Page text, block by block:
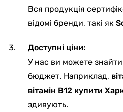
Вся продукція
відомі бренди, такі як
Доступні ціни:
У нас ви можете
бюджет. Наприклад,
вітамін В12 купити
здивують.